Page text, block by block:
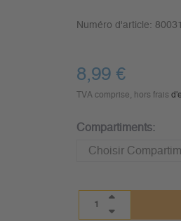
Numéro d'article:
8,99 €
TVA comprise, hors frais
Compartiments: